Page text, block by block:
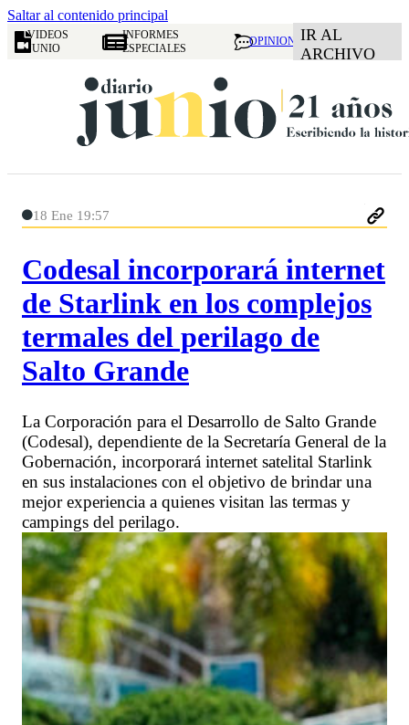
Saltar al contenido principal
VIDEOS
JUNIO
INFORMES
ESPECIALES
OPINION IR AL
ARCHIVO
18 Ene 19:57
Codesal incorporará internet
de Starlink en los complejos
termales del perilago de
Salto Grande
La Corporación para el Desarrollo de Salto Grande
(Codesal), dependiente de la Secretaría General de la
Gobernación, incorporará internet satelital Starlink
en sus instalaciones con el objetivo de brindar una
mejor experiencia a quienes visitan las termas y
campings del perilago.